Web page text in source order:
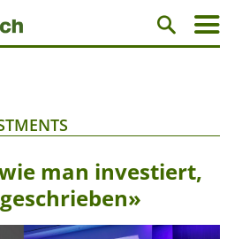
man investiert,